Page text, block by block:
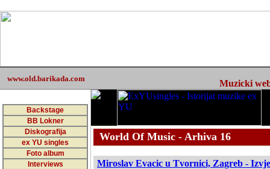
www.old.barikada.com Muzicki
Backstage
BB Lokner
Diskografija
ex YU singles
Foto album
Interviews
World Of Music - Arhiva 16
Miroslav Evacic u Tvornici, Zagreb -